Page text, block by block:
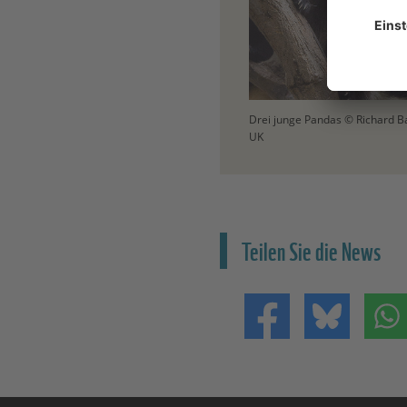
Drei junge Pandas © Richard
UK
Teilen Sie die News
Teilen auf